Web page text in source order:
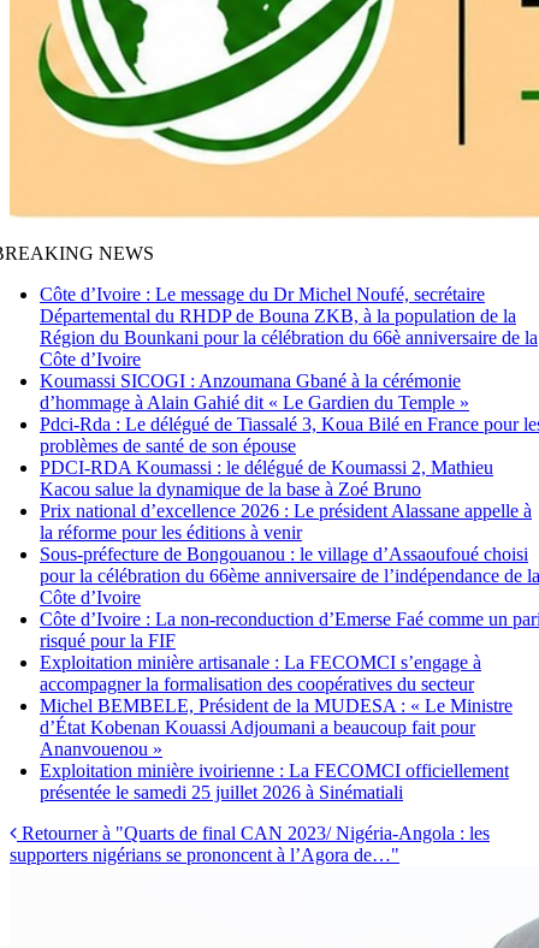
NEWS
Côte d’Ivoire : Le message du Dr Michel Noufé, secrétaire
Départemental du RHDP de Bouna ZKB, à la population de la
Région du Bounkani pour la célébration du 66è anniversaire de la
Côte d’Ivoire
Koumassi SICOGI : Anzoumana Gbané à la cérémonie
d’hommage à Alain Gahié dit « Le Gardien du Temple »
Pdci-Rda : Le délégué de Tiassalé 3, Koua Bilé en France pour
problèmes de santé de son épouse
PDCI-RDA Koumassi : le délégué de Koumassi 2, Mathieu
Kacou salue la dynamique de la base à Zoé Bruno
Prix national d’excellence 2026 : Le président Alassane appelle à
la réforme pour les éditions à venir
Sous-préfecture de Bongouanou : le village d’Assaoufoué choisi
pour la célébration du 66ème anniversaire de l’indépendance de la
Côte d’Ivoire
Côte d’Ivoire : La non-reconduction d’Emerse Faé comme un
risqué pour la FIF
Exploitation minière artisanale : La FECOMCI s’engage à
accompagner la formalisation des coopératives du secteur
Michel BEMBELE, Président de la MUDESA : « Le Ministre
d’État Kobenan Kouassi Adjoumani a beaucoup fait pour
Ananvouenou »
Exploitation minière ivoirienne : La FECOMCI officiellement
présentée le samedi 25 juillet 2026 à Sinématiali
Retourner à "Quarts de final CAN 2023/ Nigéria-Angola : les
supporters nigérians se prononcent à l’Agora de…"